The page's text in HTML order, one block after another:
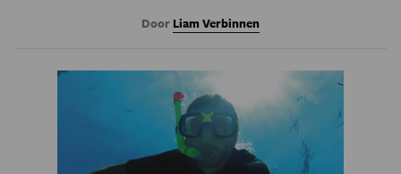
Door Liam Verbinnen